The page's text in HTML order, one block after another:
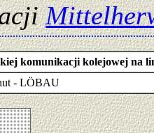
komunikacji kolejowej na
- LÖBAU